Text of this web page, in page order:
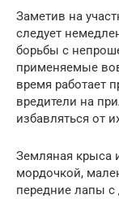
Заметив на
следует
борьбы с
применяемые
время работает
вредители на
избавляться от
Земляная крыса
мордочкой,
передние лапы